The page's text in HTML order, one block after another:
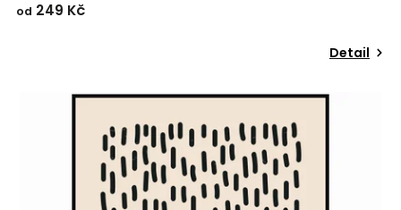
od 249 Kč
Detail